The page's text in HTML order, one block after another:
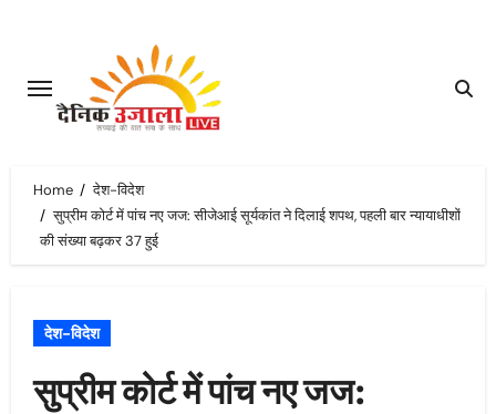
content
Home
देश-विदेश
सुप्रीम कोर्ट में पांच नए जज: सीजेआई सूर्यकांत ने दिलाई शपथ, पहली बार न्यायाधीशों
की संख्या बढ़कर 37 हुई
देश-विदेश
सुप्रीम कोर्ट में पांच नए जज: